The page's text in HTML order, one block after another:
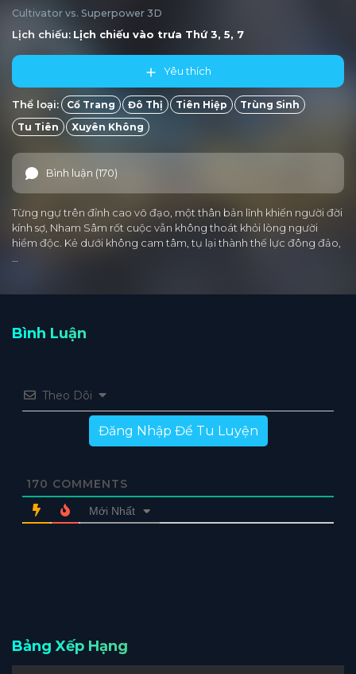
Cultivator vs. Superpower 3D
Lịch chiếu: Lịch chiếu vào trưa Thứ 3, 5, 7
Yêu thích
Thể loại: Cổ Trang Đô Thị Tiên Hiệp
Trùng Sinh
Tu Tiên
Xuyên Không
Bình luận (170)
Từng ngự trên đỉnh cao võ đạo, một thân bản lĩnh khiến người đời
kính sợ, Nham Sâm rốt cuộc vẫn không thoát khỏi lòng người
hiểm độc. Kẻ dưới không cam tâm, tụ lại thành thế lực đông đảo,
Bình Luận
Theo Dõi
Đăng Nhập Để Tu Luyện
170 COMMENTS
Mới Nhất
Bảng Xếp Hạng